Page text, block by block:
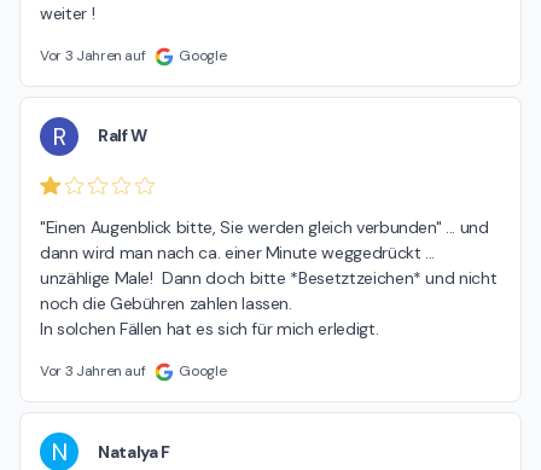
weiter !
Vor 3 Jahren auf Google
R Ralf W
"Einen Augenblick bitte, Sie werden gleich verbunden" ... und
dann wird man nach ca. einer Minute weggedrückt ...
unzählige Male!  Dann doch bitte *Besetztzeichen* und nicht
noch die Gebühren zahlen lassen.
In solchen Fällen hat es sich für mich erledigt.
Vor 3 Jahren auf Google
N Natalya F